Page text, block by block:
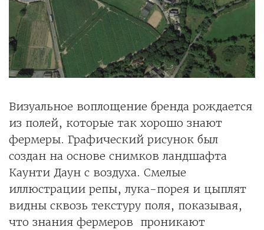
Визуальное воплощение бренда рождается
из полей, которые так хорошо знают
фермеры. Графический рисунок был
создан на основе снимков ландшафта
Каунти Даун с воздуха. Смелые
иллюстрации репы, лука-порея и цыплят
видны сквозь текстуру поля, показывая,
что знания фермеров проникают